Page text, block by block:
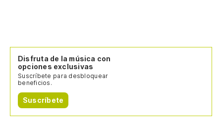
Disfruta de la música con
opciones exclusivas
Suscríbete para desbloquear
beneficios.
Suscríbete